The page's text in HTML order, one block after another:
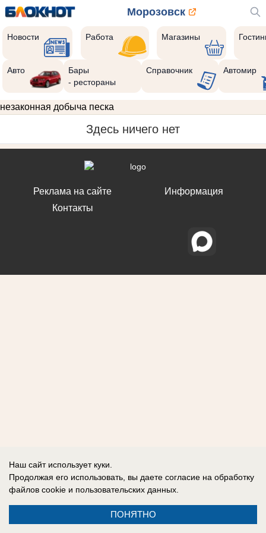
Морозовск
Новости Работа Магазины
Авто
Бары
- рестораны
Справочник Автомир
незаконная добыча песка
Здесь ничего нет
Реклама на сайте
Контакты
Информация
Наш сайт использует куки.
Продолжая его использовать, вы даете согласие на обработку
файлов cookie и пользовательских данных.
ПОНЯТНО